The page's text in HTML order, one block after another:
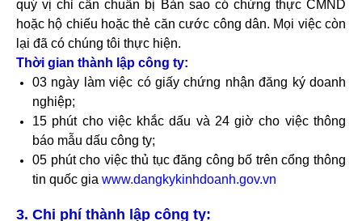
quý vị chỉ cần chuẩn bị Bản sao có chứng thực CMND
hoặc hộ chiếu hoặc thẻ căn cước công dân. Mọi việc còn
lại đã có chúng tôi thực hiện.
Thời gian thành lập công ty:
03 ngày làm việc có giấy chứng nhận đăng ký doanh
nghiệp;
15 phút cho việc khắc dấu và 24 giờ cho việc thông
báo mẫu dấu công ty;
05 phút cho việc thủ tục đăng công bố trên cổng thông
tin quốc gia www.dangkykinhdoanh.gov.vn
3. Chi phí thành lập công ty: